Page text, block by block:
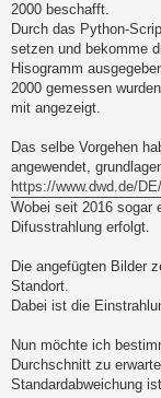
2000 beschafft.
Durch das Python-
setzen und bekomme
Hisogramm
2000 gemessen
mit angezeigt.
Das selbe Vorgehen
angewendet,
https://www.dwd.de/
Wobei seit 2016 sogar
Difusstrahlung erfolgt.
Die angefügten Bilder
Standort.
Dabei ist die
Nun möchte ich
Durchschnitt zu
Standardabweichung